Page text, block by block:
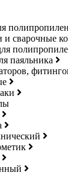
и сварочные
паяльника